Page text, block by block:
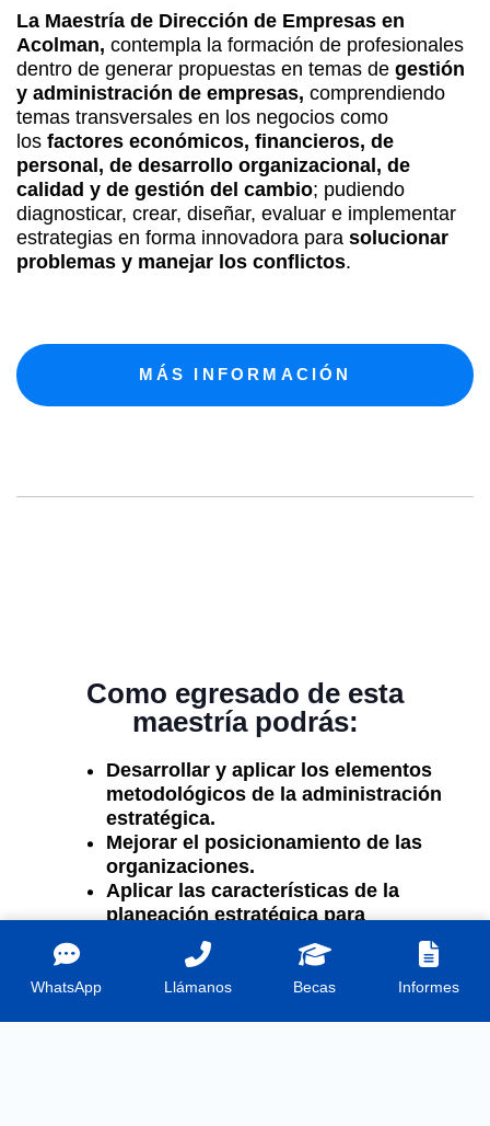
La Maestría de Dirección de Empresas en
Acolman, contempla la formación de profesionales
dentro de generar propuestas en temas de gestión
y administración de empresas, comprendiendo
temas transversales en los negocios como
los factores económicos, financieros, de
personal, de desarrollo organizacional, de
calidad y de gestión del cambio; pudiendo
diagnosticar, crear, diseñar, evaluar e implementar
estrategias en forma innovadora para solucionar
problemas y manejar los conflictos.
MÁS INFORMACIÓN
Como egresado de esta
maestría podrás:
Desarrollar y aplicar los elementos
metodológicos de la administración
estratégica.
Mejorar el posicionamiento de las
organizaciones.
Aplicar las características de la
planeación estratégica para
formular proyectos competitivos.
Conocer los conceptos y estilos de
liderazgo con el fin de mejorar su
WhatsApp Llámanos Becas Informes